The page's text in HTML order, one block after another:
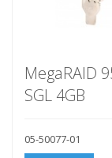
MegaRAID
SGL 4GB
05-50077-01